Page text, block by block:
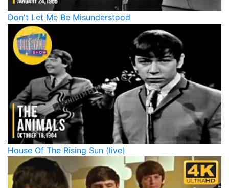
Don't Let Me Be Misunderstood
House Of The Rising Sun (live)